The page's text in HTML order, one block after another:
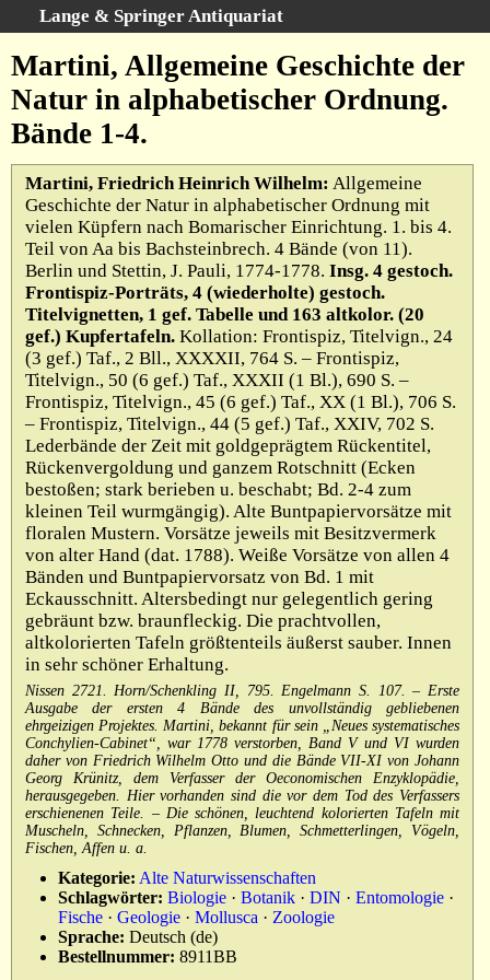
Lange & Springer Antiquariat
Kategorien
Schlagwörter
Gesamtbestand
Warenkorb
Ankauf
AGB
Widerruf
Datenschutz
Impressum
Martini, Allgemeine Geschichte der
Natur in alphabetischer Ordnung.
Bände 1-4.
Martini, Friedrich Heinrich Wilhelm: Allgemeine
Geschichte der Natur in alphabetischer Ordnung mit
vielen Küpfern nach Bomarischer Einrichtung. 1. bis 4.
Teil von Aa bis Bachsteinbrech. 4 Bände (von 11).
Berlin und Stettin, J. Pauli, 1774-1778. Insg. 4 gestoch.
Frontispiz-Porträts, 4 (wiederholte) gestoch.
Titelvignetten, 1 gef. Tabelle und 163 altkolor. (20
gef.) Kupfertafeln. Kollation: Frontispiz, Titelvign., 24
(3 gef.) Taf., 2 Bll., XXXXII, 764 S. – Frontispiz,
Titelvign., 50 (6 gef.) Taf., XXXII (1 Bl.), 690 S. –
Frontispiz, Titelvign., 45 (6 gef.) Taf., XX (1 Bl.), 706 S.
– Frontispiz, Titelvign., 44 (5 gef.) Taf., XXIV, 702 S.
Lederbände der Zeit mit goldgeprägtem Rückentitel,
Rückenvergoldung und ganzem Rotschnitt (Ecken
bestoßen; stark berieben u. beschabt; Bd. 2-4 zum
kleinen Teil wurmgängig). Alte Buntpapiervorsätze mit
floralen Mustern. Vorsätze jeweils mit Besitzvermerk
von alter Hand (dat. 1788). Weiße Vorsätze von allen 4
Bänden und Buntpapiervorsatz von Bd. 1 mit
Eckausschnitt. Altersbedingt nur gelegentlich gering
gebräunt bzw. braunfleckig. Die prachtvollen,
altkolorierten Tafeln größtenteils äußerst sauber. Innen
in sehr schöner Erhaltung.
Nissen 2721. Horn/Schenkling II, 795. Engelmann S. 107. – Erste
Ausgabe der ersten 4 Bände des unvollständig gebliebenen
ehrgeizigen Projektes. Martini, bekannt für sein „Neues systematisches
Conchylien-Cabinet“, war 1778 verstorben, Band V und VI wurden
daher von Friedrich Wilhelm Otto und die Bände VII-XI von Johann
Georg Krünitz, dem Verfasser der Oeconomischen Enzyklopädie,
herausgegeben. Hier vorhanden sind die vor dem Tod des Verfassers
erschienenen Teile. – Die schönen, leuchtend kolorierten Tafeln mit
Muscheln, Schnecken, Pflanzen, Blumen, Schmetterlingen, Vögeln,
Fischen, Affen u. a.
Kategorie: Alte Naturwissenschaften
Schlagwörter: Biologie · Botanik · DIN · Entomologie ·
Fische · Geologie · Mollusca · Zoologie
Sprache: Deutsch (de)
Bestellnummer: 8911BB